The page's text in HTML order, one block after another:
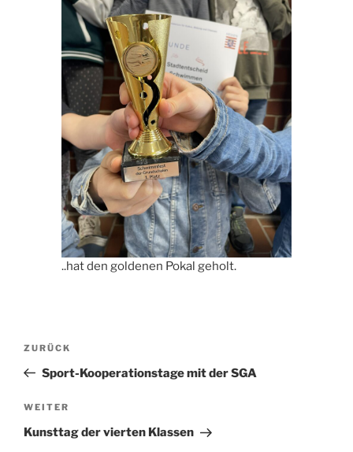
..hat den goldenen Pokal geholt.
Beitragsnavigation
Vorheriger
Beitrag
ZURÜCK
Sport-Kooperationstage mit der SGA
Nächster
Beitrag
WEITER
Kunsttag der vierten Klassen